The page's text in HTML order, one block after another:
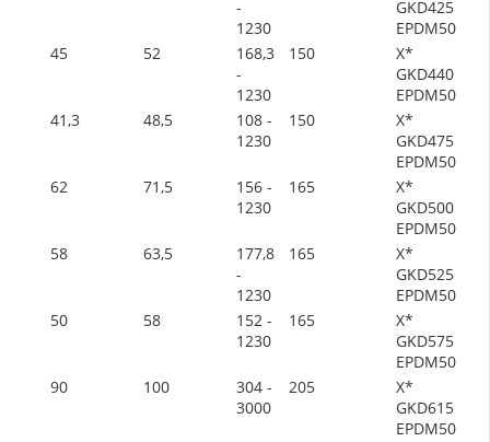
-
1230
GKD425
EPDM50
45
52
168,3
-
1230
150
X*
GKD440
EPDM50
41,3
48,5
108 -
1230
150
X*
GKD475
EPDM50
62
71,5
156 -
1230
165
X*
GKD500
EPDM50
58
63,5
177,8
-
1230
165
X*
GKD525
EPDM50
50
58
152 -
1230
165
X*
GKD575
EPDM50
90
100
304 -
3000
205
X*
GKD615
EPDM50